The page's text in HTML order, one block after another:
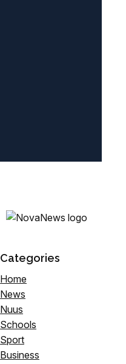
Categories
Home
News
Nuus
Schools
Sport
Business